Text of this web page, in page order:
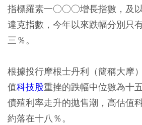
指標羅素一○○○增長指數，及
達克指數，今年以來跌幅分別只
三％。
根據投行摩根士丹利（簡稱大摩
值科技股重挫的跌幅中位數為十
債殖利率走升的拋售潮，高估值
約落在十八％。